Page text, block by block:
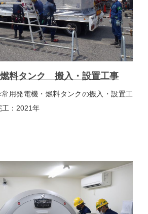
料タンク 搬入・設置工事
用発電機・燃料タンクの搬入・設置工
工：2021年